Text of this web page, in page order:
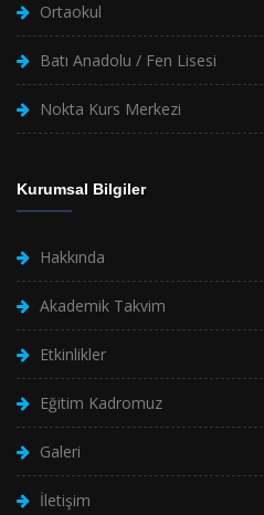
Ortaokul
Batı Anadolu / Fen Lisesi
Nokta Kurs Merkezi
Kurumsal Bilgiler
Hakkında
Akademik Takvim
Etkinlikler
Eğitim Kadromuz
Galeri
İletişim